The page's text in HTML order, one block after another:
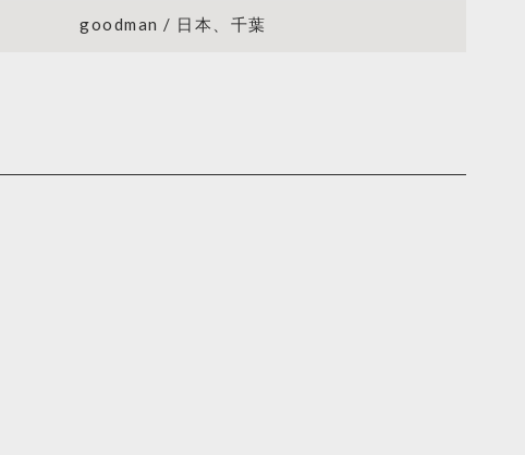
goodman / 日本、千葉